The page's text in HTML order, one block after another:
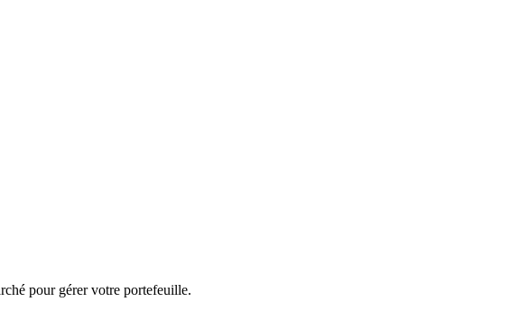
pour gérer votre portefeuille.